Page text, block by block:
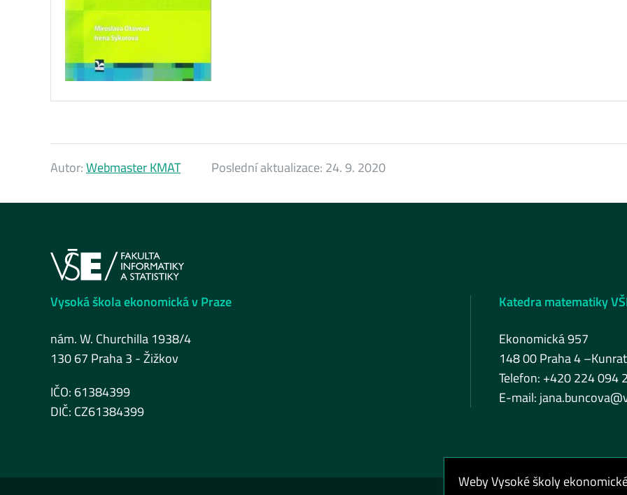
Autor:Webmaster KMAT Poslední aktualizace: 24. 9. 2020
Vysoká škola ekonomická v Praze
nám. W. Churchilla 1938/4
130 67 Praha 3 - Žižkov
IČO: 61384399
DIČ: CZ61384399
Katedra matematiky
Ekonomická 957
148 00 Praha 4
Telefon: +420 224 094
E-mail:
Weby Vysoké školy